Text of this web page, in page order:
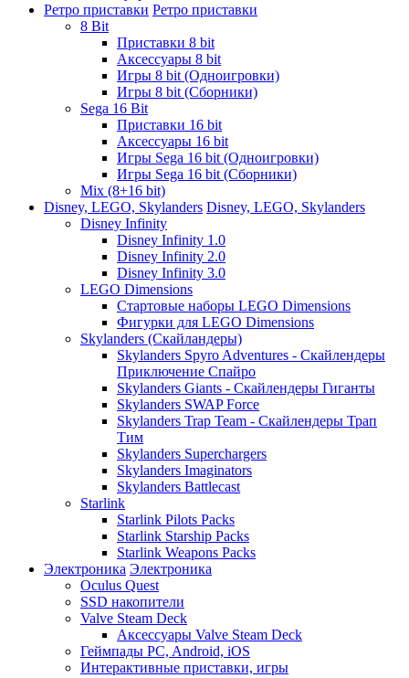
Ретро приставки Ретро приставки
8 Bit
Приставки 8 bit
Аксессуары 8 bit
Игры 8 bit (Одноигровки)
Игры 8 bit (Сборники)
Sega 16 Bit
Приставки 16 bit
Аксессуары 16 bit
Игры Sega 16 bit (Одноигровки)
Игры Sega 16 bit (Сборники)
Mix (8+16 bit)
Disney, LEGO, Skylanders Disney, LEGO, Skylanders
Disney Infinity
Disney Infinity 1.0
Disney Infinity 2.0
Disney Infinity 3.0
LEGO Dimensions
Стартовые наборы LEGO Dimensions
Фигурки для LEGO Dimensions
Skylanders (Скайландеры)
Skylanders Spyro Adventures - Скайлендеры
Приключение Спайро
Skylanders Giants - Скайлендеры Гиганты
Skylanders SWAP Force
Skylanders Trap Team - Скайлендеры Трап
Тим
Skylanders Superchargers
Skylanders Imaginators
Skylanders Battlecast
Starlink
Starlink Pilots Packs
Starlink Starship Packs
Starlink Weapons Packs
Электроника Электроника
Oculus Quest
SSD накопители
Valve Steam Deck
Аксессуары Valve Steam Deck
Геймпады PC, Android, iOS
Интерактивные приставки, игры